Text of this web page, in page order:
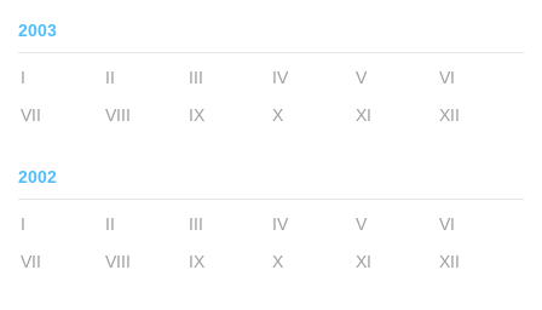
2003
I II III IV V
VI
VII
VIII IX X XI XII
2002
I II III IV V
VI
VII
VIII IX X XI XII